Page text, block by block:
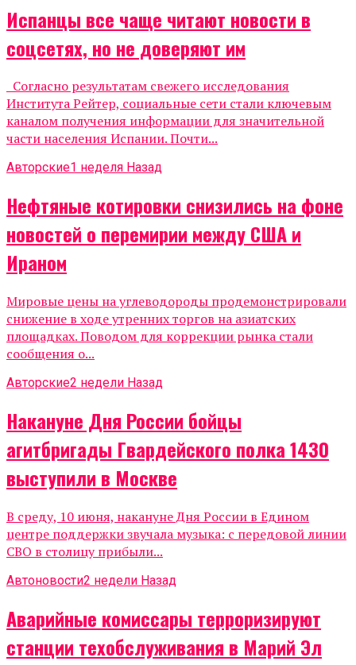
Испанцы все чаще читают новости в
соцсетях, но не доверяют им
Согласно результатам свежего исследования
Института Рейтер, социальные сети стали ключевым
каналом получения информации для значительной
части населения Испании. Почти...
Авторские1 неделя Назад
Нефтяные котировки снизились на фоне
новостей о перемирии между США и
Ираном
Мировые цены на углеводороды продемонстрировали
снижение в ходе утренних торгов на азиатских
площадках. Поводом для коррекции рынка стали
сообщения о...
Авторские2 недели Назад
Накануне Дня России бойцы
агитбригады Гвардейского полка 1430
выступили в Москве
В среду, 10 июня, накануне Дня России в Едином
центре поддержки звучала музыка: с передовой линии
СВО в столицу прибыли...
Автоновости2 недели Назад
Аварийные комиссары терроризируют
станции техобслуживания в Марий Эл